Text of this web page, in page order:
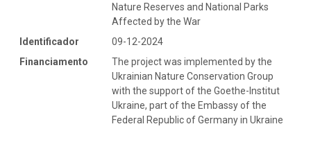
Nature Reserves and National Parks
Affected by the War
Identificador
09-12-2024
Financiamento
The project was implemented by the
Ukrainian Nature Conservation Group
with the support of the Goethe-Institut
Ukraine, part of the Embassy of the
Federal Republic of Germany in Ukraine